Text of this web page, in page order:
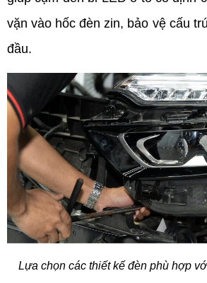
vặn vào hốc đèn zin, bảo vệ cấu
đầu.
Lựa chọn các thiết kế đèn phù hợp